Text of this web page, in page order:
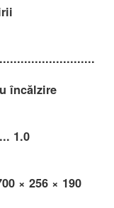
încălzire
1.0
× 256 × 190